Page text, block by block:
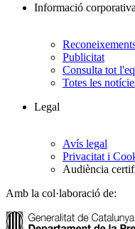
Informació corporativa
Publicitat
Consulta tot
Totes les
Legal
Avís legal
Privacitat i
Audiència
Amb la col·laboració de: